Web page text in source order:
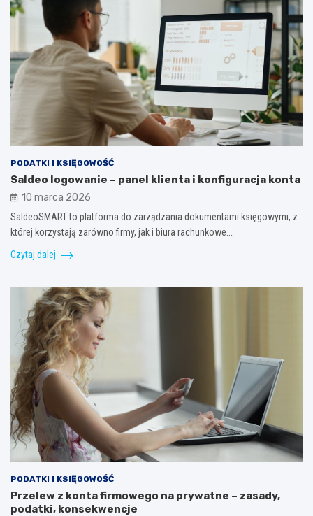
PODATKI I KSIĘGOWOŚĆ
Saldeo logowanie – panel klienta i konfiguracja konta
10 marca 2026
SaldeoSMART to platforma do zarządzania dokumentami księgowymi, z
której korzystają zarówno firmy, jak i biura rachunkowe.…
Czytaj dalej
PODATKI I KSIĘGOWOŚĆ
Przelew z konta firmowego na prywatne – zasady,
podatki, konsekwencje